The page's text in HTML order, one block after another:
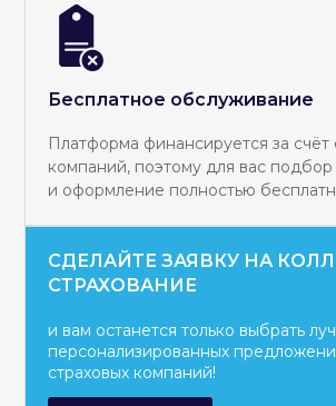
Бесплатное обслуживание
Платформа финансируется за счёт
компаний, поэтому для вас подбор
и оформление полностью
СДЕЛАЙТЕ ЗАЯВКУ НА
СТРАХОВАНИЕ
и вам останется только выбрать
персонализированных
страховых компаний!